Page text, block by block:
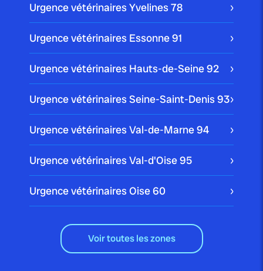
Urgence vétérinaires Yvelines78
Urgence vétérinaires Essonne91
Urgence vétérinaires Hauts-de-Seine92
Urgence vétérinaires Seine-Saint-Denis93
Urgence vétérinaires Val-de-Marne94
Urgence vétérinaires Val-d'Oise95
Urgence vétérinaires Oise60
Voir toutes les zones